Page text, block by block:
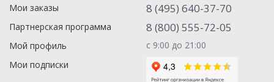
Мои заказы
Партнерская программа
Мой профиль
Мои подписки
8 (495) 640-37-70
8 (800) 555-72-05
с 9:00 до 21:00